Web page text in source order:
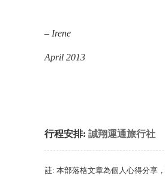
– Irene
April 2013
行程安排: 誠翔運通旅行社
註: 本部落格文章為個人心得分享 ，